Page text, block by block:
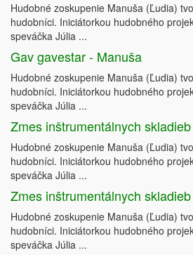
Hudobné zoskupenie Manuša (Ľudia)
hudobníci. Iniciátorkou hudobného
speváčka Júlia ...
Gav gavestar - Manuša
Hudobné zoskupenie Manuša (Ľudia)
hudobníci. Iniciátorkou hudobného
speváčka Júlia ...
Zmes inštrumentálnych
Hudobné zoskupenie Manuša (Ľudia)
hudobníci. Iniciátorkou hudobného
speváčka Júlia ...
Zmes inštrumentálnych
Hudobné zoskupenie Manuša (Ľudia)
hudobníci. Iniciátorkou hudobného
speváčka Júlia ...